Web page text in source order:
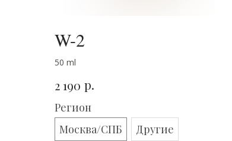
W-2
50 ml
2 190 р.
Регион
Москва/СПБ
Другие